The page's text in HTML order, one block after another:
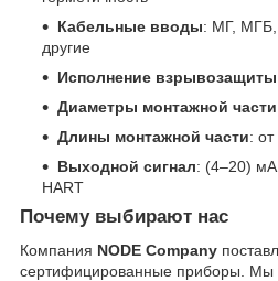
Кабельные вводы: МГ,
другие
Исполнение взрывозащиты
Диаметры монтажной части
Длины монтажной части:
Выходной сигнал: (4–20)
HART
Почему выбирают нас
Компания NODE Company
сертифицированные приборы. Мы